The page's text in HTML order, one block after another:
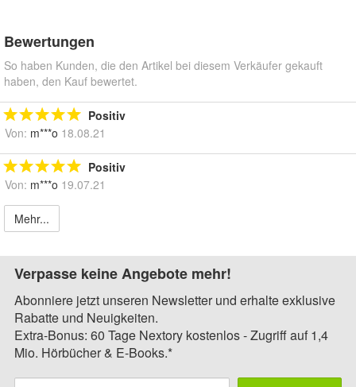
Bewertungen
So haben Kunden, die den Artikel bei diesem Verkäufer gekauft
haben, den Kauf bewertet.
Positiv
Von: m***o 18.08.21
Positiv
Von: m***o 19.07.21
Mehr...
Verpasse keine Angebote mehr!
Abonniere jetzt unseren Newsletter und erhalte exklusive
Rabatte und Neuigkeiten.
Extra-Bonus: 60 Tage Nextory kostenlos - Zugriff auf 1,4
Mio. Hörbücher & E-Books.*